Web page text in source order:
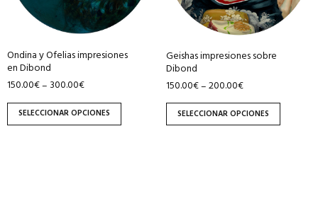
Ondina y Ofelias impresiones
en Dibond
150.00€– 300.00€
SELECCIONAR OPCIONES
opciones
elegir
en
la
página
de
Geishas impresiones sobre
Dibond
150.00€–200.00€
SELECCIONAR OPCIONES
opciones
elegir
en
la
página
de